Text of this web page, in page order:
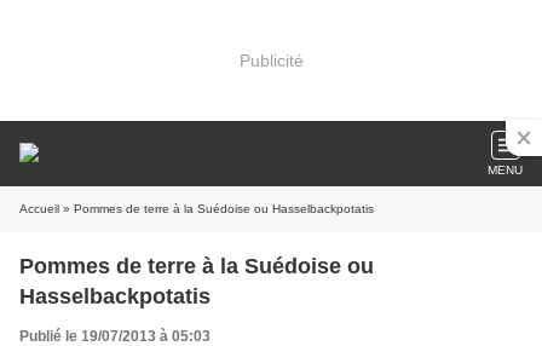
Publicité
MENU
Accueil » Pommes de terre à la Suédoise ou Hasselbackpotatis
Pommes de terre à la Suédoise ou
Hasselbackpotatis
Publié le 19/07/2013 à 05:03